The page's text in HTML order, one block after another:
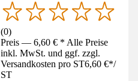
(0)
Preis — 6,60 € * Alle Preise
inkl. MwSt. und ggf. zzgl.
Versandkosten pro ST6,60 €*/
ST